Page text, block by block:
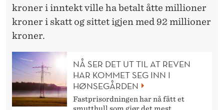
kroner i inntekt ville ha betalt åtte millioner
kroner i skatt og sittet igjen med 92 millioner
kroner.
NÅ SER DET UT TIL AT REVEN
HAR KOMMET SEG INN I
HØNSEGÅRDEN
Fastprisordningen har nå fått et